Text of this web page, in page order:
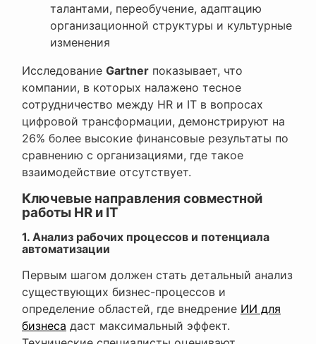
талантами, переобучение, адаптацию
организационной структуры и культурные
изменения
Исследование Gartner показывает, что
компании, в которых налажено тесное
сотрудничество между HR и IT в вопросах
цифровой трансформации, демонстрируют на
26% более высокие финансовые результаты по
сравнению с организациями, где такое
взаимодействие отсутствует.
Ключевые направления совместной
работы HR и IT
1. Анализ рабочих процессов и потенциала
автоматизации
Первым шагом должен стать детальный анализ
существующих бизнес-процессов и
определение областей, где внедрение ИИ для
бизнеса даст максимальный эффект.